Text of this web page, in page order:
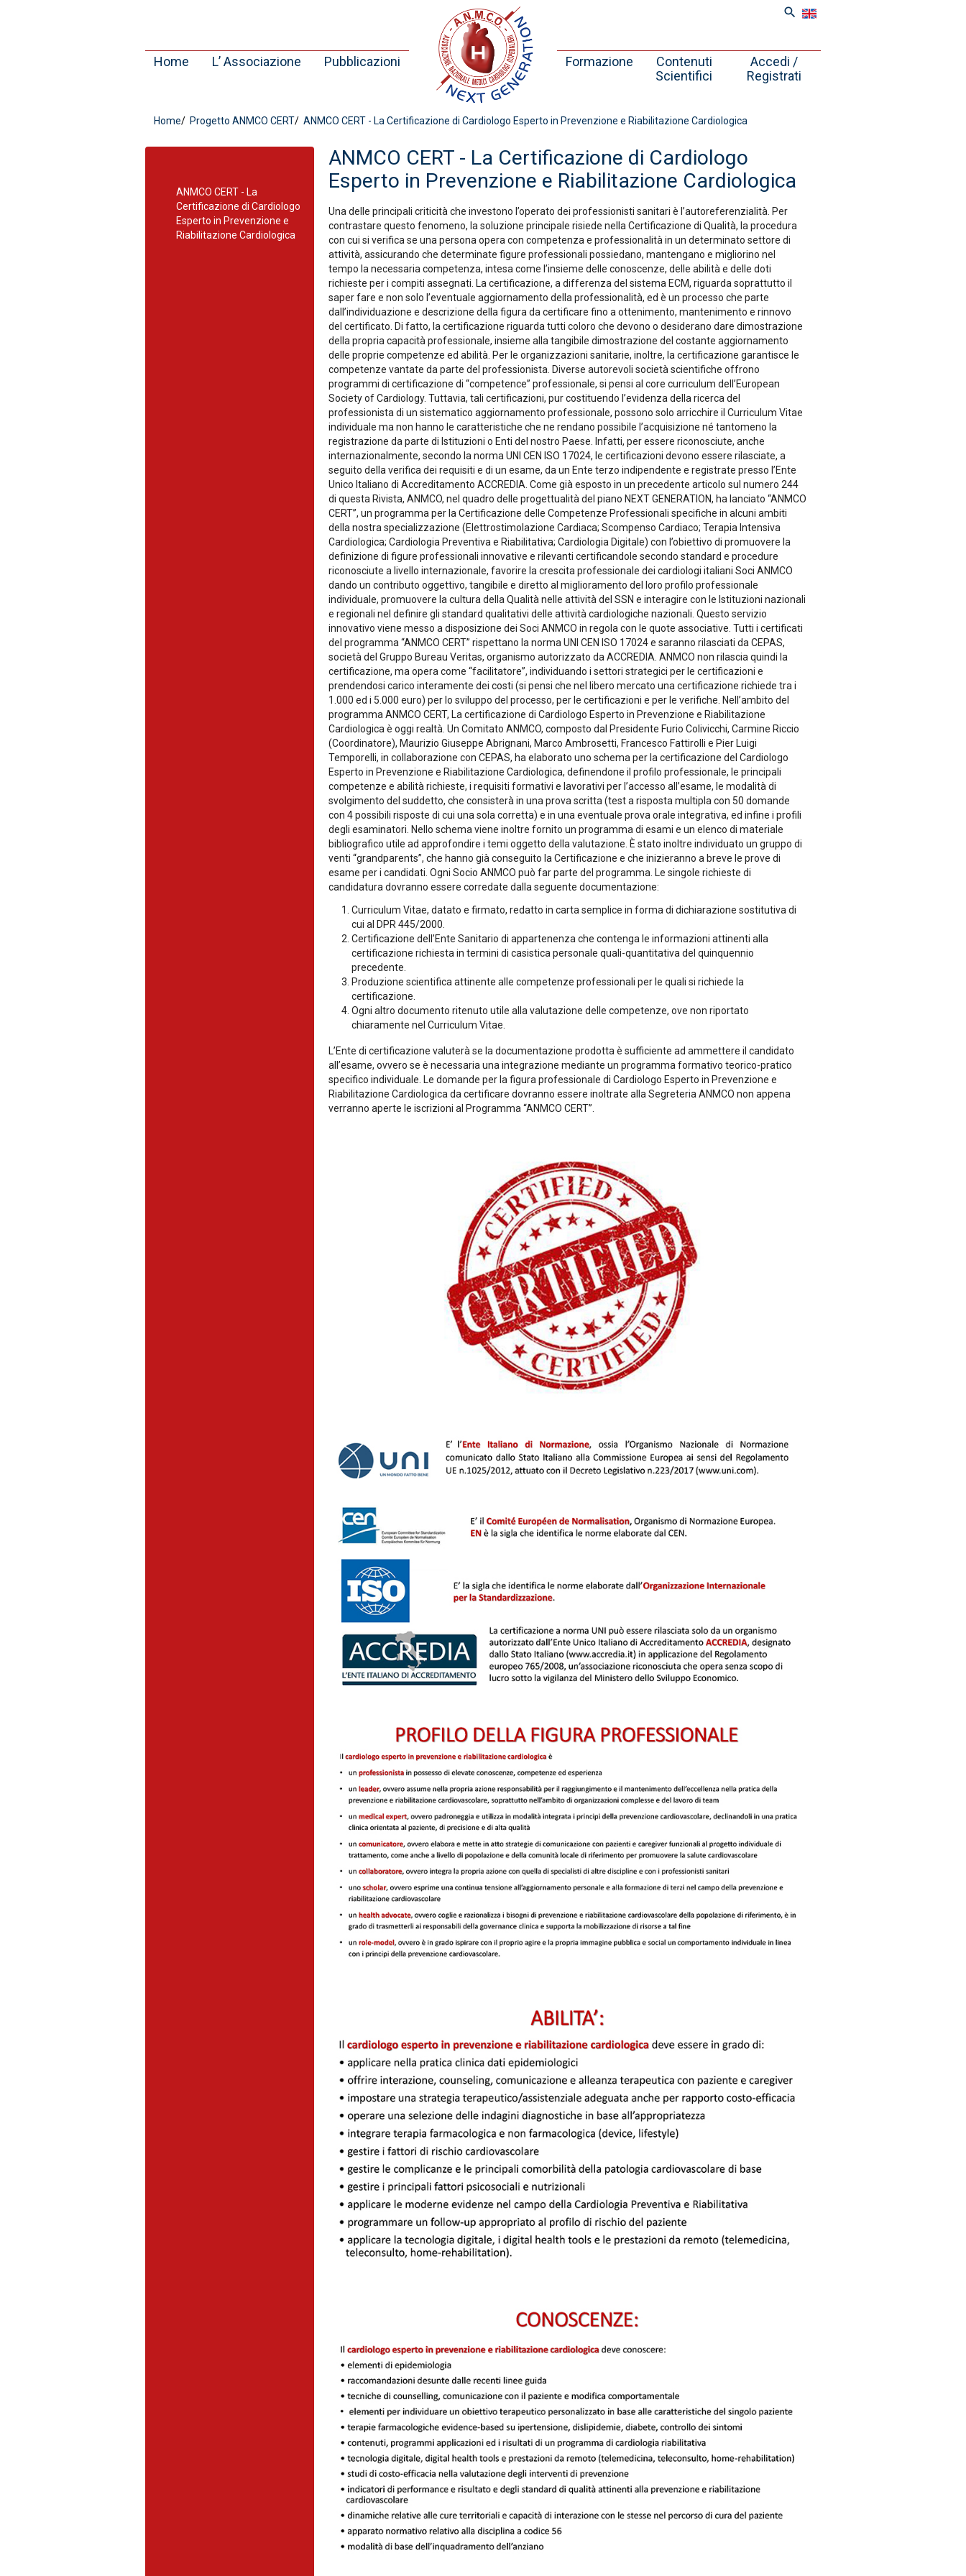
search
Home L’ Associazione Pubblicazioni Formazione
Contenuti
Scientifici
Accedi /
Registrati
Home Progetto ANMCO CERT ANMCO CERT - La Certificazione di Cardiologo Esperto in Prevenzione e Riabilitazione Cardiologica
ANMCO CERT - La
Certificazione di Cardiologo
Esperto in Prevenzione e
Riabilitazione Cardiologica
ANMCO CERT - La Certificazione di Cardiologo
Esperto in Prevenzione e Riabilitazione Cardiologica
Una delle principali criticità che investono l’operato dei professionisti sanitari è l’autoreferenzialità. Per
contrastare questo fenomeno, la soluzione principale risiede nella Certificazione di Qualità, la procedura
con cui si verifica se una persona opera con competenza e professionalità in un determinato settore di
attività, assicurando che determinate figure professionali possiedano, mantengano e migliorino nel
tempo la necessaria competenza, intesa come l’insieme delle conoscenze, delle abilità e delle doti
richieste per i compiti assegnati. La certificazione, a differenza del sistema ECM, riguarda soprattutto il
saper fare e non solo l’eventuale aggiornamento della professionalità, ed è un processo che parte
dall’individuazione e descrizione della figura da certificare fino a ottenimento, mantenimento e rinnovo
del certificato. Di fatto, la certificazione riguarda tutti coloro che devono o desiderano dare dimostrazione
della propria capacità professionale, insieme alla tangibile dimostrazione del costante aggiornamento
delle proprie competenze ed abilità. Per le organizzazioni sanitarie, inoltre, la certificazione garantisce le
competenze vantate da parte del professionista. Diverse autorevoli società scientifiche offrono
programmi di certificazione di “competence” professionale, si pensi al core curriculum dell’European
Society of Cardiology. Tuttavia, tali certificazioni, pur costituendo l’evidenza della ricerca del
professionista di un sistematico aggiornamento professionale, possono solo arricchire il Curriculum Vitae
individuale ma non hanno le caratteristiche che ne rendano possibile l’acquisizione né tantomeno la
registrazione da parte di Istituzioni o Enti del nostro Paese. Infatti, per essere riconosciute, anche
internazionalmente, secondo la norma UNI CEN ISO 17024, le certificazioni devono essere rilasciate, a
seguito della verifica dei requisiti e di un esame, da un Ente terzo indipendente e registrate presso l’Ente
Unico Italiano di Accreditamento ACCREDIA. Come già esposto in un precedente articolo sul numero 244
di questa Rivista, ANMCO, nel quadro delle progettualità del piano NEXT GENERATION, ha lanciato “ANMCO
CERT”, un programma per la Certificazione delle Competenze Professionali specifiche in alcuni ambiti
della nostra specializzazione (Elettrostimolazione Cardiaca; Scompenso Cardiaco; Terapia Intensiva
Cardiologica; Cardiologia Preventiva e Riabilitativa; Cardiologia Digitale) con l’obiettivo di promuovere la
definizione di figure professionali innovative e rilevanti certificandole secondo standard e procedure
riconosciute a livello internazionale, favorire la crescita professionale dei cardiologi italiani Soci ANMCO
dando un contributo oggettivo, tangibile e diretto al miglioramento del loro profilo professionale
individuale, promuovere la cultura della Qualità nelle attività del SSN e interagire con le Istituzioni nazionali
e regionali nel definire gli standard qualitativi delle attività cardiologiche nazionali. Questo servizio
innovativo viene messo a disposizione dei Soci ANMCO in regola con le quote associative. Tutti i certificati
del programma “ANMCO CERT” rispettano la norma UNI CEN ISO 17024 e saranno rilasciati da CEPAS,
società del Gruppo Bureau Veritas, organismo autorizzato da ACCREDIA. ANMCO non rilascia quindi la
certificazione, ma opera come “facilitatore”, individuando i settori strategici per le certificazioni e
prendendosi carico interamente dei costi (si pensi che nel libero mercato una certificazione richiede tra i
1.000 ed i 5.000 euro) per lo sviluppo del processo, per le certificazioni e per le verifiche. Nell’ambito del
programma ANMCO CERT, La certificazione di Cardiologo Esperto in Prevenzione e Riabilitazione
Cardiologica è oggi realtà. Un Comitato ANMCO, composto dal Presidente Furio Colivicchi, Carmine Riccio
(Coordinatore), Maurizio Giuseppe Abrignani, Marco Ambrosetti, Francesco Fattirolli e Pier Luigi
Temporelli, in collaborazione con CEPAS, ha elaborato uno schema per la certificazione del Cardiologo
Esperto in Prevenzione e Riabilitazione Cardiologica, definendone il profilo professionale, le principali
competenze e abilità richieste, i requisiti formativi e lavorativi per l’accesso all’esame, le modalità di
svolgimento del suddetto, che consisterà in una prova scritta (test a risposta multipla con 50 domande
con 4 possibili risposte di cui una sola corretta) e in una eventuale prova orale integrativa, ed infine i profili
degli esaminatori. Nello schema viene inoltre fornito un programma di esami e un elenco di materiale
bibliografico utile ad approfondire i temi oggetto della valutazione. È stato inoltre individuato un gruppo di
venti “grandparents”, che hanno già conseguito la Certificazione e che inizieranno a breve le prove di
esame per i candidati. Ogni Socio ANMCO può far parte del programma. Le singole richieste di
candidatura dovranno essere corredate dalla seguente documentazione:
Curriculum Vitae, datato e firmato, redatto in carta semplice in forma di dichiarazione sostitutiva di
cui al DPR 445/2000.
Certificazione dell’Ente Sanitario di appartenenza che contenga le informazioni attinenti alla
certificazione richiesta in termini di casistica personale quali-quantitativa del quinquennio
precedente.
Produzione scientifica attinente alle competenze professionali per le quali si richiede la
certificazione.
Ogni altro documento ritenuto utile alla valutazione delle competenze, ove non riportato
chiaramente nel Curriculum Vitae.
L’Ente di certificazione valuterà se la documentazione prodotta è sufficiente ad ammettere il candidato
all’esame, ovvero se è necessaria una integrazione mediante un programma formativo teorico-pratico
specifico individuale. Le domande per la figura professionale di Cardiologo Esperto in Prevenzione e
Riabilitazione Cardiologica da certificare dovranno essere inoltrate alla Segreteria ANMCO non appena
verranno aperte le iscrizioni al Programma “ANMCO CERT”.